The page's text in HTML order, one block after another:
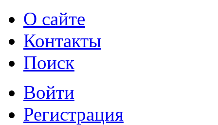
О сайте
Контакты
Поиск
Войти
Регистрация